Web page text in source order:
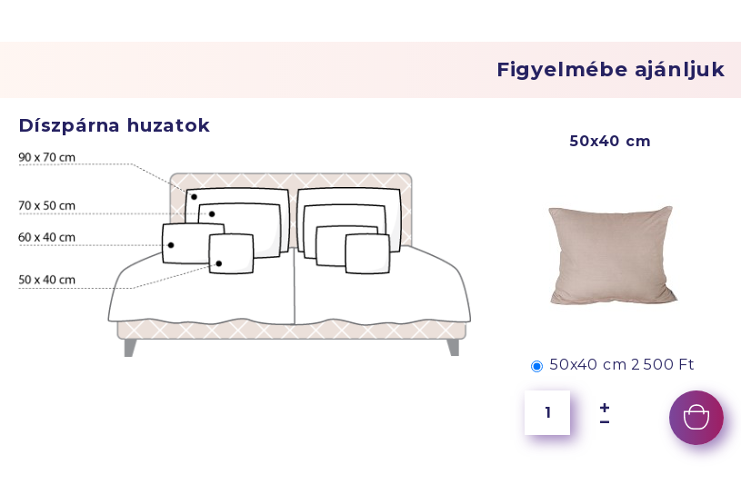
Figyelmébe ajánljuk
Díszpárna huzatok
50x40 cm
50x40 cm 2 500 Ft